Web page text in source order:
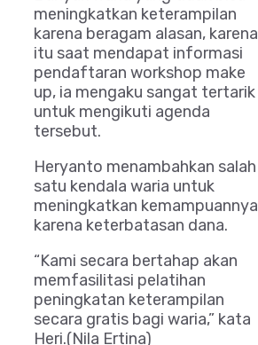
meningkatkan keterampilan
karena beragam alasan, karena
itu saat mendapat informasi
pendaftaran workshop make
up, ia mengaku sangat tertarik
untuk mengikuti agenda
tersebut.
Heryanto menambahkan salah
satu kendala waria untuk
meningkatkan kemampuannya
karena keterbatasan dana.
“Kami secara bertahap akan
memfasilitasi pelatihan
peningkatan keterampilan
secara gratis bagi waria,” kata
Heri.(Nila Ertina)